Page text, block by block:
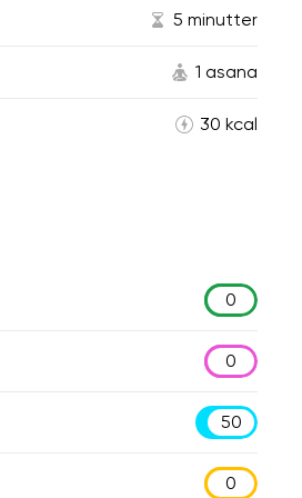
5 minutter
1 asana
30 kcal
0
0
50
0